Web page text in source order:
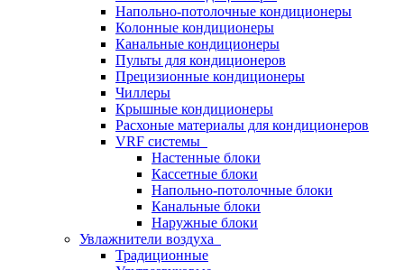
Напольно-потолочные кондиционеры
Колонные кондиционеры
Канальные кондиционеры
Пульты для кондиционеров
Прецизионные кондиционеры
Чиллеры
Крышные кондиционеры
Расхоные материалы для кондиционеров
VRF системы
Настенные блоки
Кассетные блоки
Напольно-потолочные блоки
Канальные блоки
Наружные блоки
Увлажнители воздуха
Традиционные